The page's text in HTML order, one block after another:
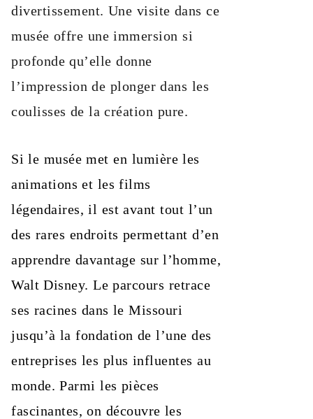
divertissement. Une visite dans ce
musée offre une immersion si
profonde qu’elle donne
l’impression de plonger dans les
coulisses de la création pure.
Si le musée met en lumière les
animations et les films
légendaires, il est avant tout l’un
des rares endroits permettant d’en
apprendre davantage sur l’homme,
Walt Disney. Le parcours retrace
ses racines dans le Missouri
jusqu’à la fondation de l’une des
entreprises les plus influentes au
monde. Parmi les pièces
fascinantes, on découvre les